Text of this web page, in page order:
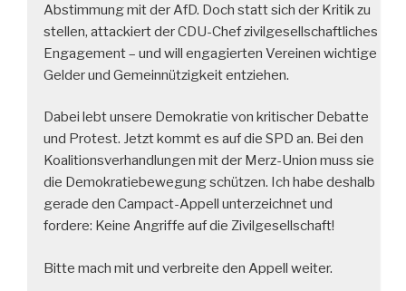
Abstimmung mit der AfD. Doch statt sich der Kritik zu
stellen, attackiert der CDU-Chef zivilgesellschaftliches
Engagement – und will engagierten Vereinen wichtige
Gelder und Gemeinnützigkeit entziehen.
Dabei lebt unsere Demokratie von kritischer Debatte
und Protest. Jetzt kommt es auf die SPD an. Bei den
Koalitionsverhandlungen mit der Merz-Union muss sie
die Demokratiebewegung schützen. Ich habe deshalb
gerade den Campact-Appell unterzeichnet und
fordere: Keine Angriffe auf die Zivilgesellschaft!
Bitte mach mit und verbreite den Appell weiter.